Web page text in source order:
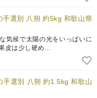
手選別 八朔 約5kg 和歌山県
気候で太陽の光をいっぱいに
皮は少し硬め…
手選別 八朔 約1.5kg 和歌山